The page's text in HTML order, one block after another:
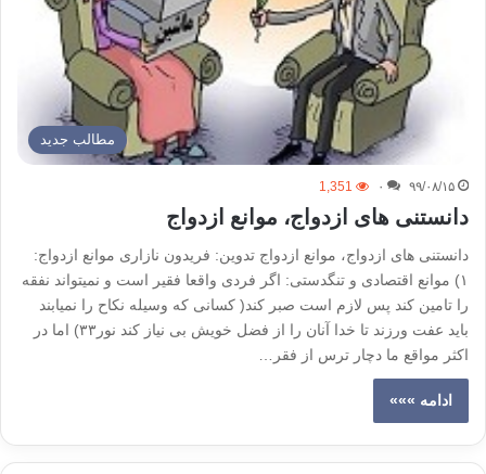
مطالب جدید
۹۹/۰۸/۱۵ ۰ 1,351
دانستنی های ازدواج، موانع ازدواج
دانستنی های ازدواج، موانع ازدواج تدوین: فریدون نازاری موانع ازدواج:
۱) موانع اقتصادی و تنگدستی: اگر فردی واقعا فقیر است و نمیتواند نفقه
را تامین کند پس لازم است صبر کند( کسانی که وسیله نکاح را نمیابند
باید عفت ورزند تا خدا آنان را از فضل خویش بی نیاز کند نور۳۳) اما در
اکثر مواقع ما دچار ترس از فقر…
ادامه »»»